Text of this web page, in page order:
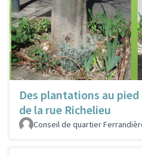
Des plantations au pied
de la rue Richelieu
Conseil de quartier